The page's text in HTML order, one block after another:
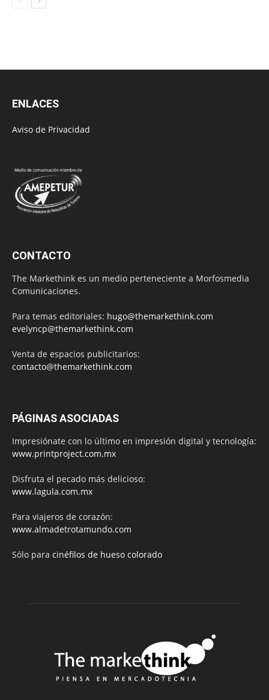
ENLACES
Aviso de Privacidad
CONTACTO
The Markethink es un medio perteneciente a Morfosmedia
Comunicaciones.
Para temas editoriales: hugo@themarkethink.com
evelyncp@themarkethink.com
Venta de espacios publicitarios:
contacto@themarkethink.com
PÁGINAS ASOCIADAS
Impresiónate con lo último en impresión digital y tecnología:
www.printproject.com.mx
Disfruta el pecado más delicioso:
www.lagula.com.mx
Para viajeros de corazón:
www.almadetrotamundo.com
Sólo para cinéfilos de hueso colorado